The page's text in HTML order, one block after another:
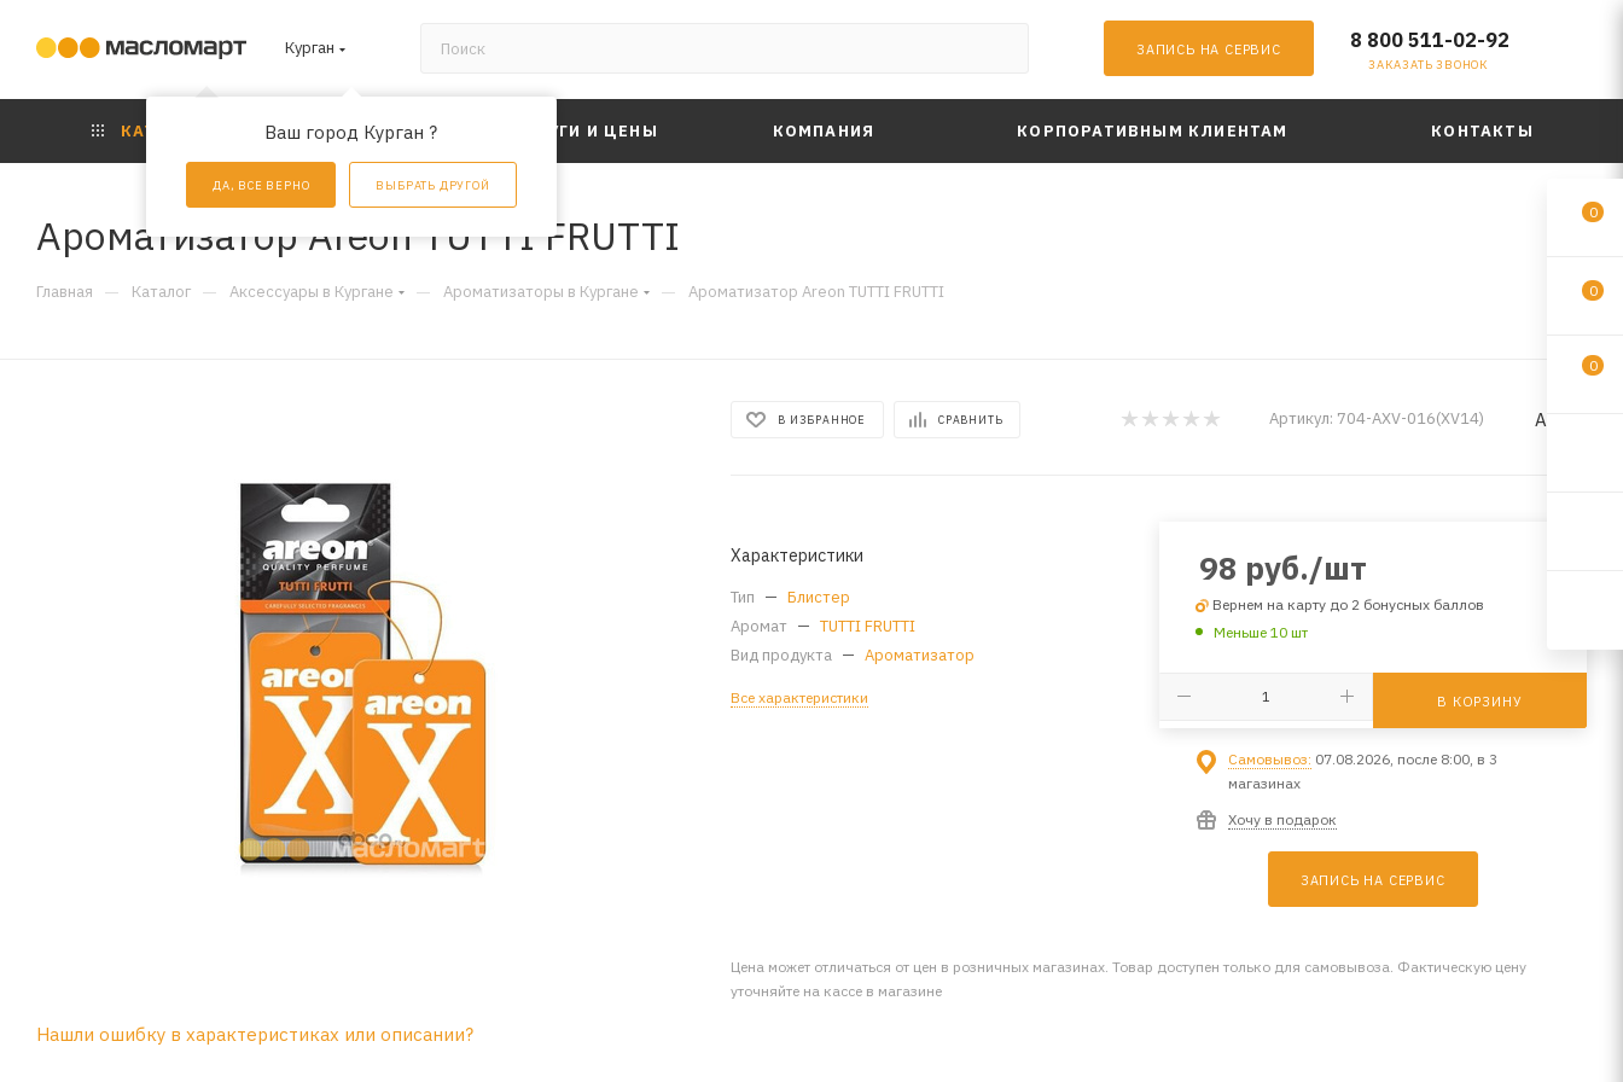
Курган
Ваш город Курган ?
ДА, ВСЕ ВЕРНО ВЫБРАТЬ ДРУГОЙ
ЗАПИСЬ НА СЕРВИС 8 800 511-02-92
ЗАКАЗАТЬ ЗВОНОК
КАТАЛОГ АКЦИИ УСЛУГИ И ЦЕНЫ КОМПАНИЯ КОРПОРАТИВНЫМ КЛИЕНТАМ КОНТАКТЫ
Ароматизатор Areon TUTTI FRUTTI
Главная — Каталог — Аксессуары в Кургане — Ароматизаторы в Кургане — Ароматизатор Areon TUTTI FRUTTI
В ИЗБРАННОЕ СРАВНИТЬ Артикул: 704-AXV-016(XV14) Areon
Характеристики
Тип — Блистер
Аромат — TUTTI FRUTTI
Вид продукта — Ароматизатор
Все характеристики
98 руб./шт
Вернем на карту до 2 бонусных баллов
Меньше 10 шт
В КОРЗИНУ
Самовывоз: 07.08.2026, после 8:00, в 3
магазинах
Хочу в подарок
ЗАПИСЬ НА СЕРВИС
Цена может отличаться от цен в розничных магазинах. Товар доступен только для самовывоза. Фактическую цену
уточняйте на кассе в магазине
Нашли ошибку в характеристиках или описании?
0
0
0